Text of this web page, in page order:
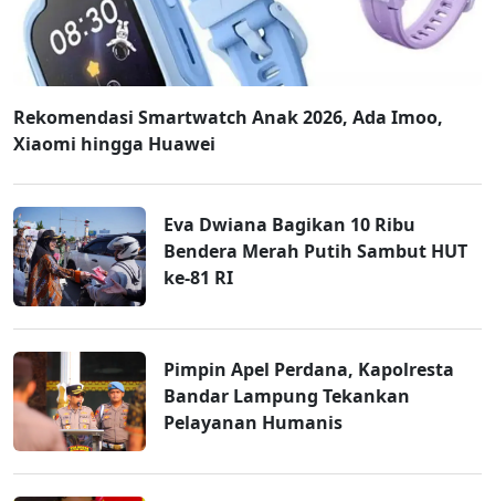
Rekomendasi Smartwatch Anak 2026, Ada Imoo,
Xiaomi hingga Huawei
Eva Dwiana Bagikan 10 Ribu
Bendera Merah Putih Sambut HUT
ke-81 RI
Pimpin Apel Perdana, Kapolresta
Bandar Lampung Tekankan
Pelayanan Humanis